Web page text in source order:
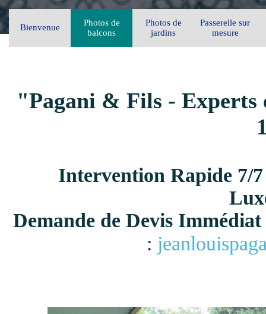
Bienvenue
Photos de
balcons
Photos de
jardins
Passerelle sur
mesure
"Pagani & Fils - Experts
Intervention Rapide 7/
Demande de Devis
: